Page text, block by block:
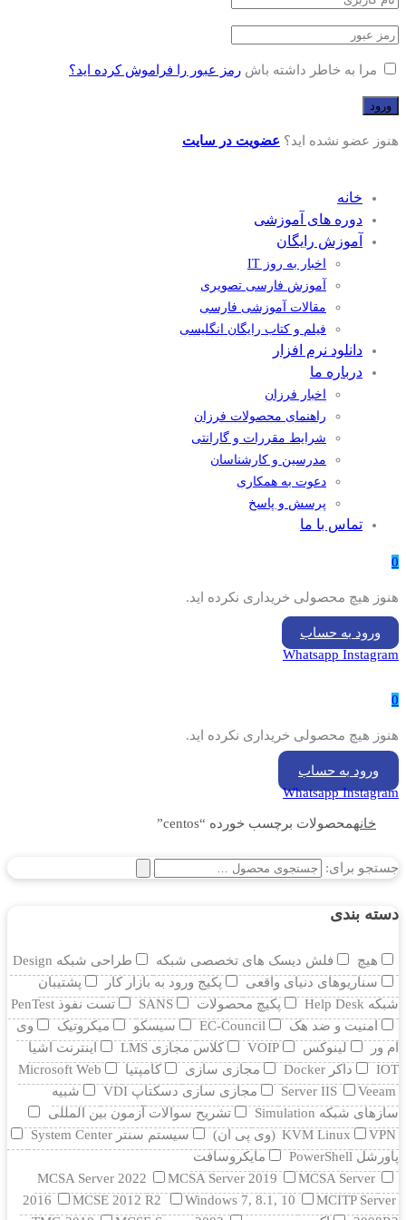
مرا به خاطر داشته باش رمز عبور را فراموش کرده اید؟
هنوز عضو نشده اید؟ عضویت در سایت
خانه
دوره های آموزشی
آموزش رایگان
اخبار به روز IT
آموزش فارسی تصویری
مقالات آموزشی فارسی
فیلم و کتاب رایگان انگلیسی
دانلود نرم افزار
درباره ما
اخبار فرزان
راهنمای محصولات فرزان
شرایط مقررات و گارانتی
مدرسین و کارشناسان
دعوت به همکاری
پرسش و پاسخ
تماس با ما
0
هنوز هیچ محصولی خریداری نکرده اید.
ورود به حساب
Whatsapp Instagram
0
هنوز هیچ محصولی خریداری نکرده اید.
ورود به حساب
Whatsapp Instagram
خانهمحصولات برچسب خورده “centos”
جستجو برای:
دسته بندی
هیچ فلش دیسک های تخصصی شبکه
طراحی شبکه Design
سناریوهای دنیای واقعی
پکیج ورود به بازار کار
پشتیبان
شبکه Help Desk
پکیچ محصولات SANS
تست نفوذ PenTest
امنیت و ضد هک
EC-Council سیسکو میکروتیک
وی
ام ور
لینوکس VOIP کلاس مجازی LMS
اینترنت اشیا
IOT
داکر Docker مجازی سازی کامپتیا
Microsoft Web
Server IIS
Veeam مجازی سازی دسکتاپ VDI
شبیه
سازهای شبکه Simulation
تشریح سوالات آزمون بین المللی
KVM Linux
VPN (وی پی ان)
سیستم سنتر System Center
پاورشل PowerShell
مایکروسافت
MCSA Server 2022
MCSA Server 2019
MCSA Server
2016
MCSE 2012 R2 Windows 7, 8.1, 10
MCITP Server